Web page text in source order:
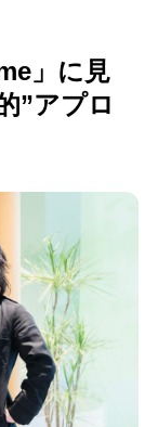
」に見
”アプロ